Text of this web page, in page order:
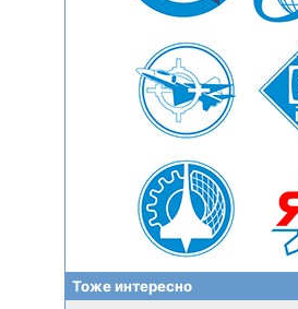
Тоже интересно